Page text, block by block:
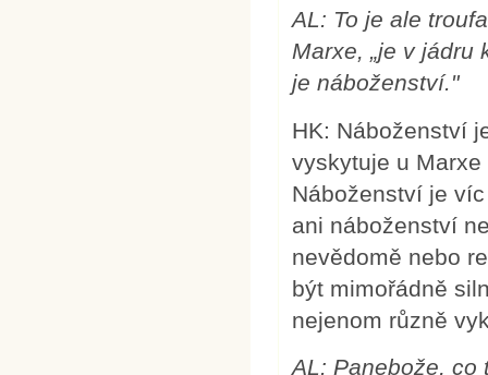
AL: To je ale
Marxe, „je v
je náboženství."
HK: Náboženství
vyskytuje u Marxe
Náboženství je
ani náboženství
nevědomě nebo
být mimořádně
nejenom různě
AL: Panebože, co